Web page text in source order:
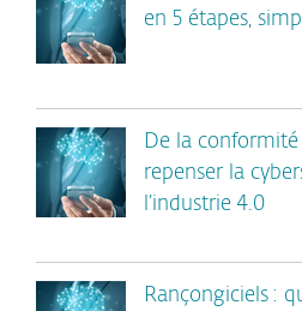
en 5 étapes,
De la conformité
repenser la
l’industrie 4.0
Rançongiciels :